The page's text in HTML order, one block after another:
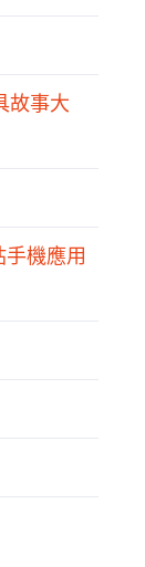
故事大
手機應用